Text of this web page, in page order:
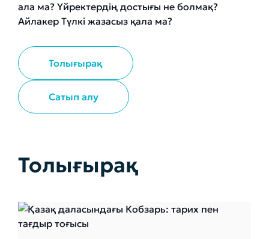
ала ма? Үйректердің достығы не болмақ?
Айлакер Түлкі жазасыз қала ма?
Толығырақ
Сатып алу
Толығырақ